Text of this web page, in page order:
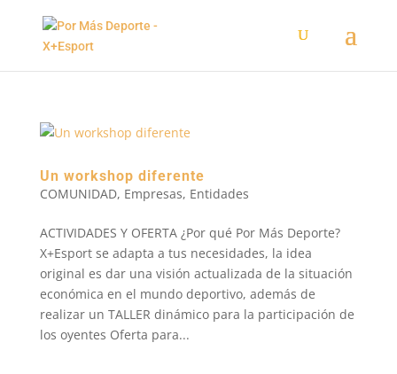
Un workshop diferente
COMUNIDAD, Empresas, Entidades
ACTIVIDADES Y OFERTA ¿Por qué Por Más Deporte?
X+Esport se adapta a tus necesidades, la idea
original es dar una visión actualizada de la situación
económica en el mundo deportivo, además de
realizar un TALLER dinámico para la participación de
los oyentes Oferta para...